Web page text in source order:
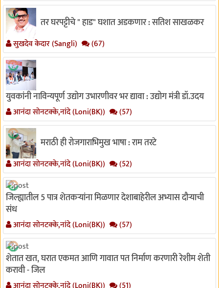
तर घरपट्टीचे " हाड" घशात अडकणार : सतिश साखळकर
सुखदेव केदार (Sangli) (67)
युवकांनी नाविन्यपूर्ण उद्योग उभारणीवर भर द्यावा : उद्योग मंत्री डॉ.उदय
आनंदा सोनटक्के,नांदे (Loni(BK)) (57)
मराठी ही रोजगाराभिमुख भाषा : राम तरटे
आनंदा सोनटक्के,नांदे (Loni(BK)) (52)
जिल्ह्यातील 5 पात्र शेतकऱ्यांना मिळणार देशाबाहेरील अभ्यास दौऱ्याची
संध
आनंदा सोनटक्के,नांदे (Loni(BK)) (57)
शेतात खत, घरात एकमत आणि गावात पत निर्माण करणारी रेशीम शेती
करावी - जिल